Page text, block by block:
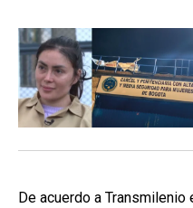
De acuerdo a